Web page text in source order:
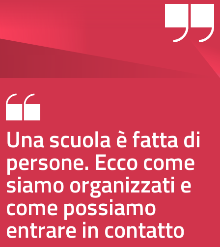
Una scuola è fatta di
persone. Ecco come
siamo organizzati e
come possiamo
entrare in contatto